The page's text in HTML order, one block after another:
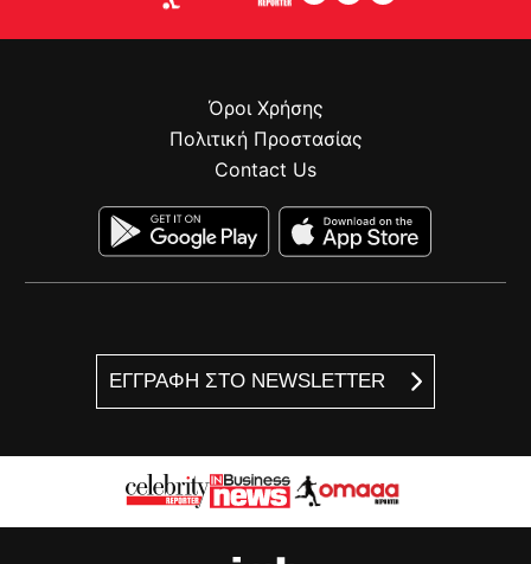
ΕΓΓΡΑΦΗ ΣΤΟ NEWSLETTER
Όροι Χρήσης
Πολιτική Προστασίας
Contact Us